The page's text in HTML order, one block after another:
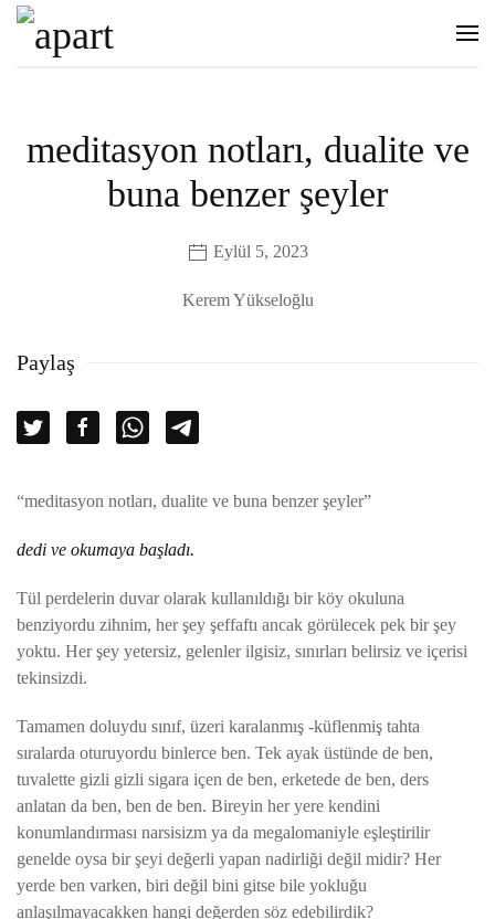
meditasyon notları, dualite ve
buna benzer şeyler
Eylül 5, 2023
Kerem Yükseloğlu
Paylaş
“meditasyon notları, dualite ve buna benzer şeyler”
dedi ve okumaya başladı.
Tül perdelerin duvar olarak kullanıldığı bir köy okuluna
benziyordu zihnim, her şey şeffaftı ancak görülecek pek bir şey
yoktu. Her şey yetersiz, gelenler ilgisiz, sınırları belirsiz ve içerisi
tekinsizdi.
Tamamen doluydu sınıf, üzeri karalanmış -küflenmiş tahta
sıralarda oturuyordu binlerce ben. Tek ayak üstünde de ben,
tuvalette gizli gizli sigara içen de ben, erketede de ben, ders
anlatan da ben, ben de ben. Bireyin her yere kendini
konumlandırması narsisizm ya da megalomaniyle eşleştirilir
genelde oysa bir şeyi değerli yapan nadirliği değil midir? Her
yerde ben varken, biri değil bini gitse bile yokluğu
anlaşılmayacakken hangi değerden söz edebilirdik?